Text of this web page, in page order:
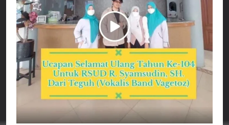
Edaran Disdik Jabar
Nasional TKBM: “Belum
Ada Keputusan Resmi”
Agustus 3, 2026
Menjalin Harmoni di
Tanah Sukaresmi: Kala
Mina Padi, P2L, dan
Gotong Royong
Menggerakkan Ekonomi
Desa
Agustus 3, 2026
Korban Tenggelam di
Perairan Giligenting
Ditemukan, Polisi
Pastikan Penanganan
Berjalan Sesuai
Prosedur
Agustus 3, 2026
Kapolresta Sumenep
Sambut Kedatangan
Korban Evakuasi KM
Mutiara Sentosa 2 di
Pelabuhan Kalianget
Agustus 3, 2026